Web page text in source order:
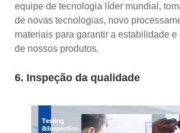
equipe de tecnologia líder mundial,
de novas tecnologias, novo
materiais para garantir a estabilidade
de nossos produtos.
6. Inspeção da qualidade